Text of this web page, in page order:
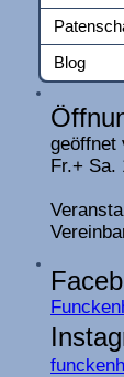
Blog
geöffnet
Fr.+ Sa.